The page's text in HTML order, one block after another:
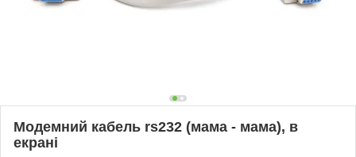
Модемний кабель rs232 (мама - мама), в
екрані